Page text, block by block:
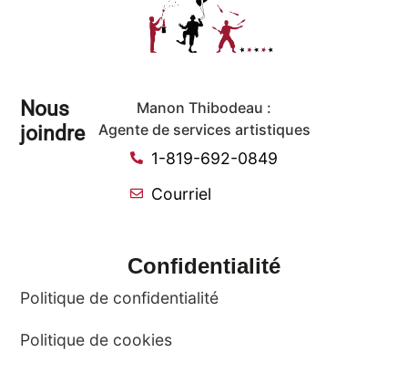
Nous
joindre
Manon Thibodeau :
Agente de services artistiques
1-819-692-0849
Courriel
Confidentialité
Politique de confidentialité
Politique de cookies